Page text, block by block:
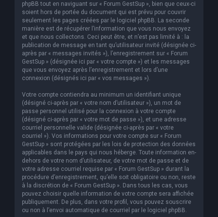
phpBB tout en naviguant sur « Forum GestSup », bien que ceux-ci
soient hors de portée du document qui est prévu pour couvrir
seulement les pages créées par le logiciel phpBB. La seconde
manière est de récupérer l’information que vous nous envoyez
et que nous collectons. Ceci peut être, et n’est pas limité à : la
publication de message en tant qu’utilisateur invité (désignée ci-
après par « messages invités »), l’enregistrement sur « Forum
GestSup » (désignée ici par « votre compte ») et les messages
que vous envoyez après l’enregistrement et lors d’une
connexion (désignés ici par « vos messages »).
Votre compte contiendra au minimum un identifiant unique
(désigné ci-après par « votre nom d’utilisateur »), un mot de
passe personnel utilisé pour la connexion à votre compte
(désigné ci-après par « votre mot de passe »), et une adresse
courriel personnelle valide (désignée ci-après par « votre
courriel »). Vos informations pour votre compte sur « Forum
GestSup » sont protégées par les lois de protection des données
applicables dans le pays qui nous héberge. Toute information en-
dehors de votre nom d’utilisateur, de votre mot de passe et de
votre adresse courriel requise par « Forum GestSup » durant la
procédure d’enregistrement, qu’elle soit obligatoire ou non, reste
à la discrétion de « Forum GestSup ». Dans tous les cas, vous
pouvez choisir quelle information de votre compte sera affichée
publiquement. De plus, dans votre profil, vous pouvez souscrire
ou non à l’envoi automatique de courriel par le logiciel phpBB.